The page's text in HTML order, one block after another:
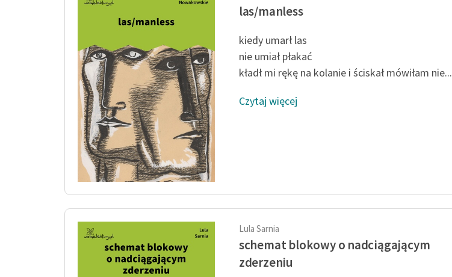
las/manless
kiedy umarł las
nie umiał płakać
kładł mi rękę na kolanie i ściskał mówiłam nie...
Czytaj więcej
Lula Sarnia
schemat blokowy o nadciągającym
zderzeniu